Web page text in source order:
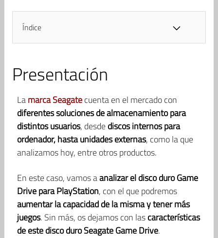
Índice
Presentación
Lamarca Seagatecuenta en el mercado con
diferentes soluciones de almacenamiento para
distintos usuarios, desdediscos internos para
ordenador, hasta unidades externas, como la que
analizamos hoy, entre otros productos.
En este caso, vamos aanalizar el disco duro Game
Drive para PlayStation, con el que podremos
aumentar la capacidad de la misma y tener más
juegos. Sin más, os dejamos con lascaracterísticas
de este disco duro Seagate Game Drive.